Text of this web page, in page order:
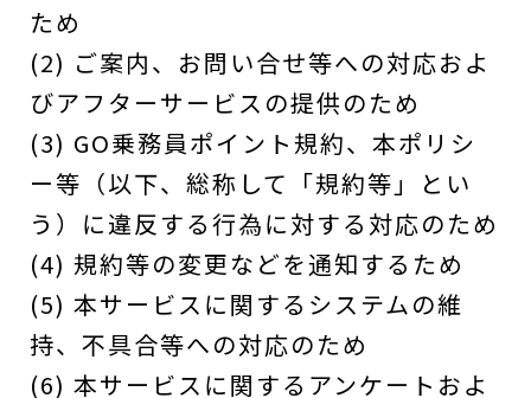
ため
(2) ご案内、お問い合せ等への対応およ
びアフターサービスの提供のため
(3) GO乗務員ポイント規約、本ポリシ
ー等（以下、総称して「規約等」とい
う）に違反する行為に対する対応のため
(4) 規約等の変更などを通知するため
(5) 本サービスに関するシステムの維
持、不具合等への対応のため
(6) 本サービスに関するアンケートおよ